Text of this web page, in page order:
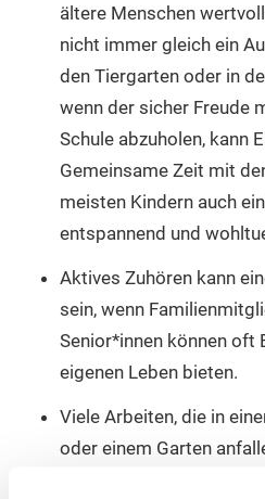
ältere Menschen
nicht immer gleich ein
den Tiergarten oder in
wenn der sicher Freude
Schule abzuholen, kann
Gemeinsame Zeit mit
meisten Kindern auch
entspannend und
Aktives Zuhören kann
sein, wenn
Senior*innen können oft
eigenen Leben bieten.
Viele Arbeiten, die in
oder einem Garten